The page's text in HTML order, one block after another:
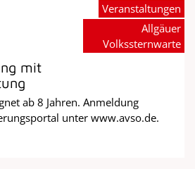
mit
ab 8 Jahren. Anmeldung
unter www.avso.de.
Veranstaltungen
Allgäuer
Volkssternwarte